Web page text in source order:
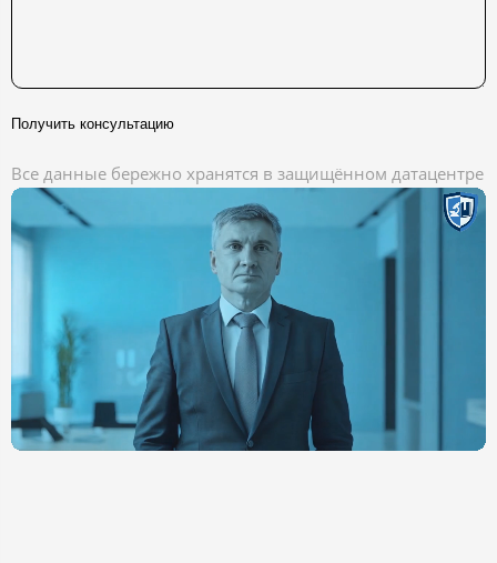
Получить консультацию
Все данные бережно хранятся в защищённом датацентре